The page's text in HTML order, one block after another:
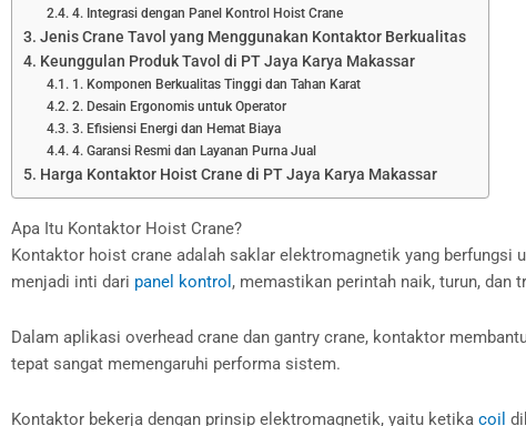
4. Integrasi dengan Panel Kontrol Hoist Crane
Jenis Crane Tavol yang Menggunakan Kontaktor Berkualitas
Keunggulan Produk Tavol di PT Jaya Karya Makassar
1. Komponen Berkualitas Tinggi dan Tahan Karat
2. Desain Ergonomis untuk Operator
3. Efisiensi Energi dan Hemat Biaya
4. Garansi Resmi dan Layanan Purna Jual
Harga Kontaktor Hoist Crane di PT Jaya Karya Makassar
Apa Itu Kontaktor Hoist Crane?
Kontaktor hoist crane adalah saklar elektromagnetik yang berfungsi
menjadi inti dari panel kontrol , memastikan perintah naik, turun, dan
Dalam aplikasi overhead crane dan gantry crane, kontaktor
tepat sangat memengaruhi performa sistem.
Kontaktor bekerja dengan prinsip elektromagnetik, yaitu ketika coil